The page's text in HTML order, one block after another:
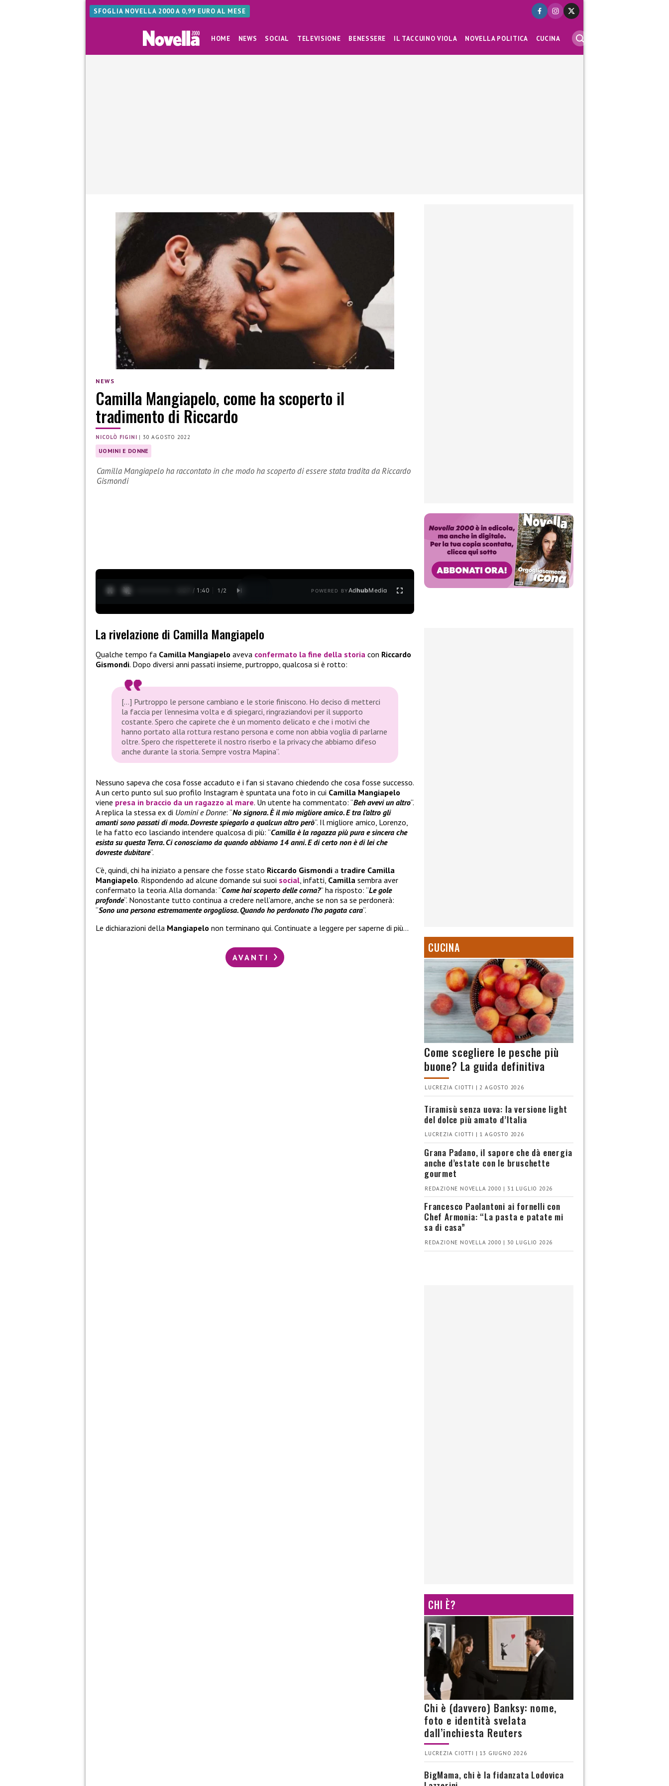
SFOGLIA NOVELLA 2000 A 0,99 EURO AL MESE
HOME NEWS SOCIAL TELEVISIONE BENESSERE IL TACCUINO VIOLA NOVELLA POLITICA CUCINA
NEWS
Camilla Mangiapelo, come ha scoperto il
tradimento di Riccardo
NICOLÒ FIGINI | 30 AGOSTO 2022
UOMINI E DONNE
Camilla Mangiapelo ha raccontato in che modo ha scoperto di essere stata tradita da Riccardo
Gismondi
0:28 / 1:40 1 /2 POWERED BYAdhubMedia
La rivelazione di Camilla Mangiapelo
Qualche tempo fa Camilla Mangiapelo aveva confermato la fine della storia con Riccardo
Gismondi. Dopo diversi anni passati insieme, purtroppo, qualcosa si è rotto:
[…] Purtroppo le persone cambiano e le storie finiscono. Ho deciso di metterci
la faccia per l’ennesima volta e di spiegarci, ringraziandovi per il supporto
costante. Spero che capirete che è un momento delicato e che i motivi che
hanno portato alla rottura restano persona e come non abbia voglia di parlarne
oltre. Spero che rispetterete il nostro riserbo e la privacy che abbiamo difeso
anche durante la storia. Sempre vostra Mapina”.
Nessuno sapeva che cosa fosse accaduto e i fan si stavano chiedendo che cosa fosse successo.
A un certo punto sul suo profilo Instagram è spuntata una foto in cui Camilla Mangiapelo
viene presa in braccio da un ragazzo al mare. Un utente ha commentato: “Beh avevi un altro“.
A replica la stessa ex di Uomini e Donne: “No signora. È il mio migliore amico. E tra l’altro gli
amanti sono passati di moda. Dovreste spiegarlo a qualcun altro però“. Il migliore amico, Lorenzo,
le ha fatto eco lasciando intendere qualcosa di più: “Camilla è la ragazza più pura e sincera che
esista su questa Terra. Ci conosciamo da quando abbiamo 14 anni. E di certo non è di lei che
dovreste dubitare“.
C’è, quindi, chi ha iniziato a pensare che fosse stato Riccardo Gismondi a tradire Camilla
Mangiapelo. Rispondendo ad alcune domande sui suoi social, infatti, Camilla sembra aver
confermato la teoria. Alla domanda: “Come hai scoperto delle corna?” ha risposto: “Le gole
profonde“. Nonostante tutto continua a credere nell’amore, anche se non sa se perdonerà:
“Sono una persona estremamente orgogliosa. Quando ho perdonato l’ho pagata cara“.
Le dichiarazioni della Mangiapelo non terminano qui. Continuate a leggere per saperne di più…
AVANTI
CUCINA
Come scegliere le pesche più
buone? La guida definitiva
LUCREZIA CIOTTI | 2 AGOSTO 2026
Tiramisù senza uova: la versione light
del dolce più amato d’Italia
LUCREZIA CIOTTI | 1 AGOSTO 2026
Grana Padano, il sapore che dà energia
anche d’estate con le bruschette
gourmet
REDAZIONE NOVELLA 2000 | 31 LUGLIO 2026
Francesco Paolantoni ai fornelli con
Chef Armonia: “La pasta e patate mi
sa di casa”
REDAZIONE NOVELLA 2000 | 30 LUGLIO 2026
CHI È?
Chi è (davvero) Banksy: nome,
foto e identità svelata
dall’inchiesta Reuters
LUCREZIA CIOTTI | 13 GIUGNO 2026
BigMama, chi è la fidanzata Lodovica